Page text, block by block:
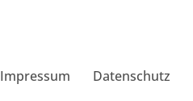
Impressum Datenschutz